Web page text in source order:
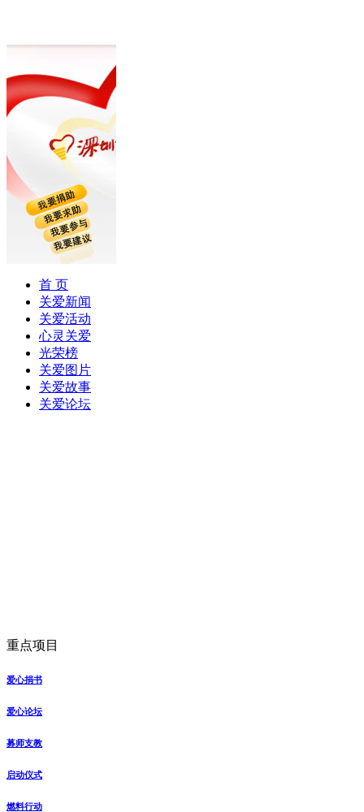
首 页
关爱新闻
关爱活动
心灵关爱
光荣榜
关爱图片
关爱故事
关爱论坛
重点项目
爱心捐书
爱心论坛
募师支教
启动仪式
燃料行动